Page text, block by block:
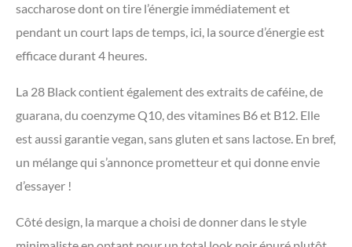
saccharose dont on tire l’énergie immédiatement et
pendant un court laps de temps, ici, la source d’énergie est
efficace durant 4 heures.
La 28 Black contient également des extraits de caféine, de
guarana, du coenzyme Q10, des vitamines B6 et B12. Elle
est aussi garantie vegan, sans gluten et sans lactose. En bref,
un mélange qui s’annonce prometteur et qui donne envie
d’essayer !
Côté design, la marque a choisi de donner dans le style